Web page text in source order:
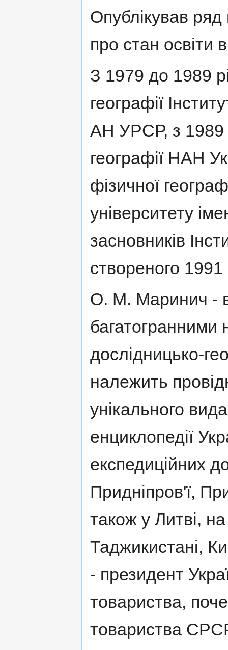
Опублікував ряд
про стан освіти
З 1979 до 1989
географії
АН УРСР, з 1989
географії НАН
фізичної
університету
засновників
створеного 1991
О. М. Маринич -
багатогранними
дослідницько-
належить
унікального
енциклопедії
експедиційних
Придніпров'ї,
також у Литві,
Таджикистані,
- президент
товариства,
товариства